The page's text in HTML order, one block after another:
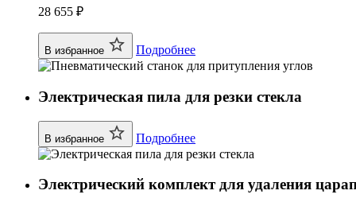
28 655 ₽
В избранное Подробнее
Электрическая пила для резки стекла
В избранное Подробнее
Электрический комплект для удаления